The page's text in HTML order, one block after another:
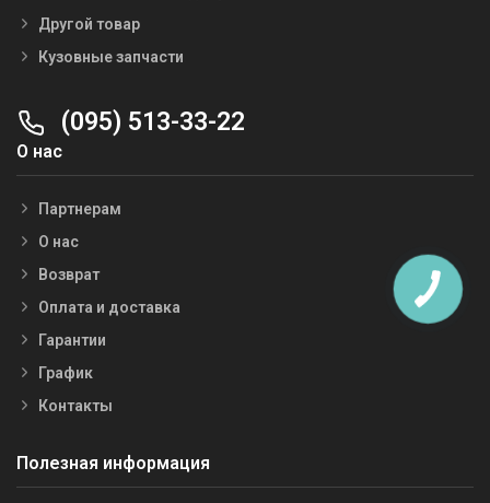
Другой товар
Кузовные запчасти
(095) 513-33-22
О нас
Партнерам
О нас
Возврат
Оплата и доставка
Гарантии
График
Контакты
Полезная информация